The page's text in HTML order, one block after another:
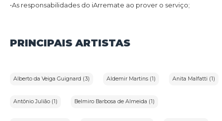
•As responsabilidades do iArremate ao prover o serviço;
deste Termo de Uso tenham sido violadas.
são coletados,o compartilhamento de dados com terceiros e
as medidas de segurança implementadas para proteger esses
1.2.Aceitação do Termo de Uso e Política de Privacidade:
PRINCIPAIS ARTISTAS
Alberto da Veiga Guignard (3) Aldemir Martins (1) Anita Malfatti (1)
Antônio Julião (1) Belmiro Barbosa de Almeida (1)